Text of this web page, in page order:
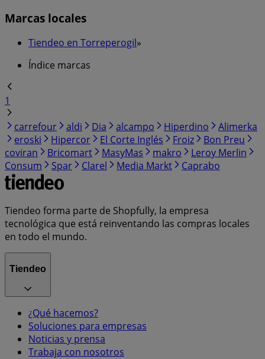
Marcas locales
Tiendeo en Torreperogil»
Índice marcas
1
carrefour
aldi Dia alcampo Hiperdino
Alimerka
eroski
Hipercor El Corte Inglés Froiz
Bon Preu
coviran
Bricomart MasyMas makro
Leroy Merlin
Consum
Spar Clarel Media Markt Caprabo
Tiendeo forma parte de Shopfully, la empresa
tecnológica que está reinventando las compras locales
en todo el mundo.
Tiendeo
¿Qué hacemos?
Soluciones para empresas
Noticias y prensa
Trabaja con nosotros